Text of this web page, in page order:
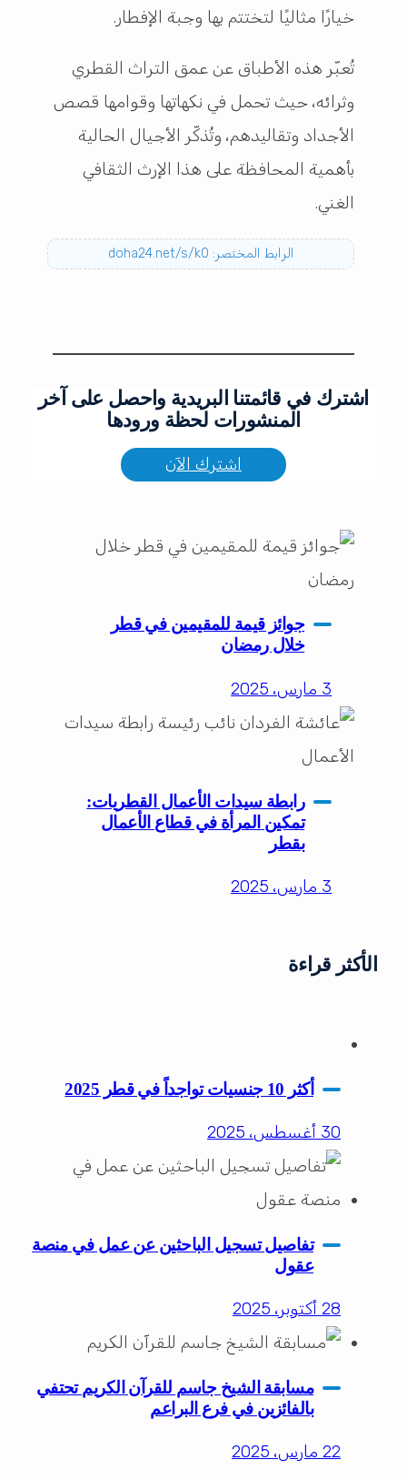
خيارًا مثاليًا لتختتم بها وجبة الإفطار.
تُعبّر هذه الأطباق عن عمق التراث القطري
وثرائه، حيث تحمل في نكهاتها وقوامها قصص
الأجداد وتقاليدهم، وتُذكّر الأجيال الحالية
بأهمية المحافظة على هذا الإرث الثقافي
الغني.
الرابط المختصر: doha24.net/s/k0
اشترك في قائمتنا البريدية واحصل على آخر
المنشورات لحظة ورودها
اشترك الآن
جوائز قيمة للمقيمين في قطر
خلال رمضان
3 مارس، 2025
رابطة سيدات الأعمال القطريات:
تمكين المرأة في قطاع الأعمال
بقطر
3 مارس، 2025
الأكثر قراءة
أكثر 10 جنسيات تواجداً في قطر 2025
30 أغسطس، 2025
تفاصيل تسجيل الباحثين عن عمل في منصة
عقول
28 أكتوبر، 2025
مسابقة الشيخ جاسم للقرآن الكريم تحتفي
بالفائزين في فرع البراعم
22 مارس، 2025